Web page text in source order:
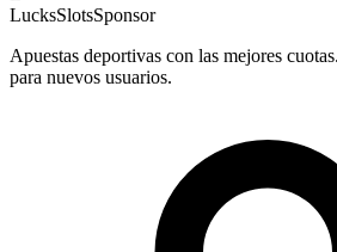
LucksSlotsSponsor
Apuestas deportivas con las mejores
para nuevos usuarios.